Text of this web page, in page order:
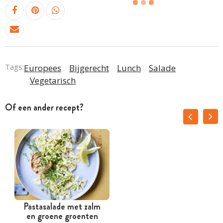
Tags:Europees Bijgerecht Lunch
Salade
Vegetarisch
Of een ander recept?
Pastasalade met zalm
en groene groenten